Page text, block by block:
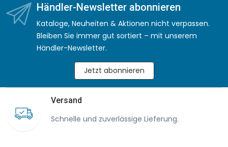
Händler-Newsletter abonnieren
Kataloge, Neuheiten & Aktionen nicht verpassen.
Bleiben Sie immer gut sortiert – mit unserem
Händler-Newsletter.
Jetzt abonnieren
Versand
Schnelle und zuverlässige Lieferung.